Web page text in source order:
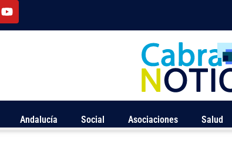
Andalucía Social Asociaciones Salud